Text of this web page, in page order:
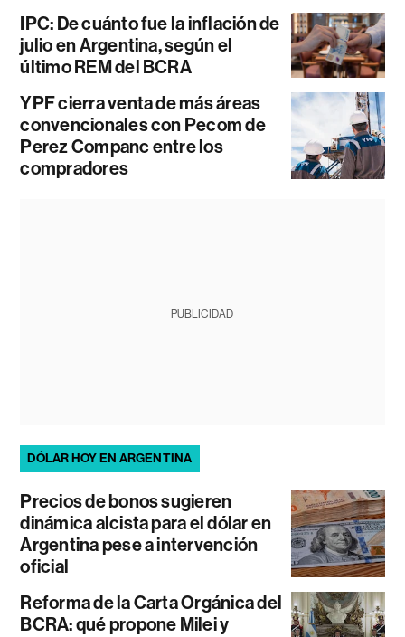
IPC: De cuánto fue la inflación de
julio en Argentina, según el
último REM del BCRA
YPF cierra venta de más áreas
convencionales con Pecom de
Perez Companc entre los
compradores
PUBLICIDAD
DÓLAR HOY EN ARGENTINA
Precios de bonos sugieren
dinámica alcista para el dólar en
Argentina pese a intervención
oficial
Reforma de la Carta Orgánica del
BCRA: qué propone Milei y